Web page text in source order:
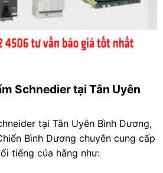
Schnedier tại Tân Uyên
tại Tân Uyên Bình Dương,
Bình Dương chuyên cung cấp
tiếng của hãng như: